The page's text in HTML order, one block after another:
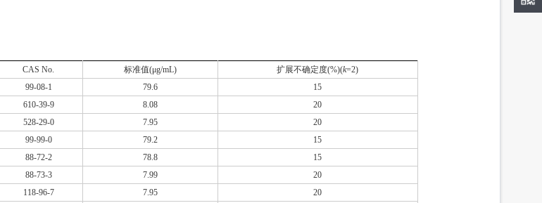
CAS No. 标准值(μg/mL) 扩展不确定度(%)(k=2)
99-08-1 79.6
15
610-39-9 8.08
20
528-29-0 7.95
20
99-99-0 79.2
15
88-72-2 78.8
15
88-73-3 7.99
20
118-96-7 7.95
20